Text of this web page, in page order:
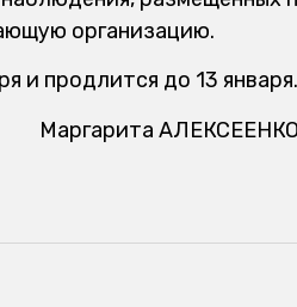
организацию.
и продлится до 13 января.
Маргарита